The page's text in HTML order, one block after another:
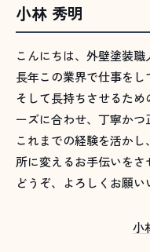
小林 秀明
こんにちは、外壁塗装職
長年この業界で仕事をし
そして長持ちさせるた
ーズに合わせ、丁寧かつ
これまでの経験を活か
所に変えるお手伝いをさ
どうぞ、よろしくお願い
小